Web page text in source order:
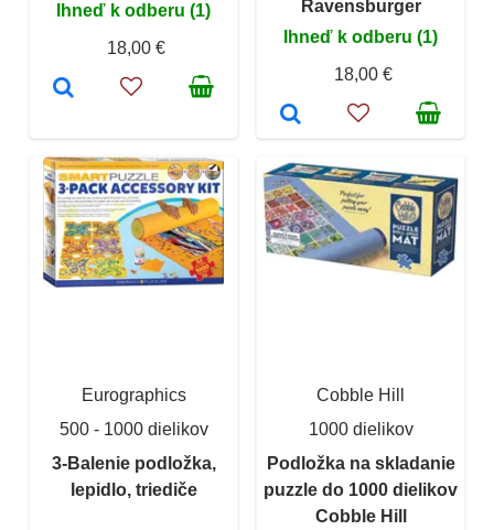
Ihneď k odberu (1)
18,00 €
Ravensburger
Ihneď k odberu (1)
18,00 €
Eurographics
500 - 1000 dielikov
3-Balenie podložka,
lepidlo, triediče
Cobble Hill
1000 dielikov
Podložka na skladanie
puzzle do 1000 dielikov
Cobble Hill